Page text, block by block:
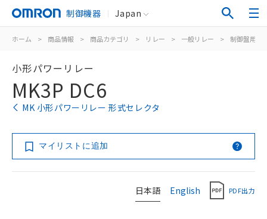
制御機器 Japan
ホーム > 商品情報 > 商品カテゴリ > リレー > 一般リレー > 制御盤用
小形パワーリレー
MK3P DC6
MK 小形パワーリレー 形式セレクタ
マイリストに追加
日本語 English PDF出力